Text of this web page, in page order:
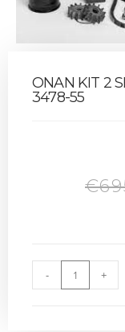
ONAN KIT 2
3478-55
€
- +